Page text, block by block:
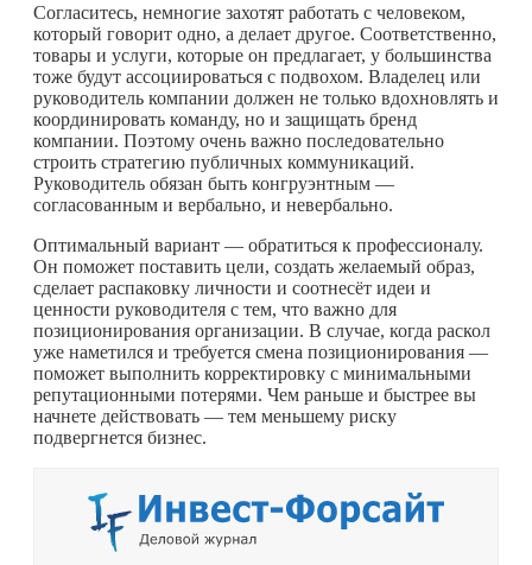
Согласитесь, немногие захотят работать с человеком,
который говорит одно, а делает другое. Соответственно,
товары и услуги, которые он предлагает, у большинства
тоже будут ассоциироваться с подвохом. Владелец или
руководитель компании должен не только вдохновлять и
координировать команду, но и защищать бренд
компании. Поэтому очень важно последовательно
строить стратегию публичных коммуникаций.
Руководитель обязан быть конгруэнтным —
согласованным и вербально, и невербально.
Оптимальный вариант — обратиться к профессионалу.
Он поможет поставить цели, создать желаемый образ,
сделает распаковку личности и соотнесёт идеи и
ценности руководителя с тем, что важно для
позиционирования организации. В случае, когда раскол
уже наметился и требуется смена позиционирования —
поможет выполнить корректировку с минимальными
репутационными потерями. Чем раньше и быстрее вы
начнете действовать — тем меньшему риску
подвергнется бизнес.